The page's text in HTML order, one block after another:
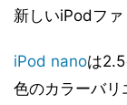
新しいiPodファ
iPod nanoは
色のカラーバ